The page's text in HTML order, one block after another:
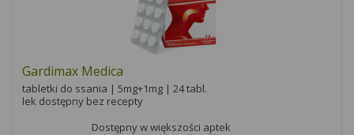
Gardimax Medica
tabletki do ssania | 5mg+1mg | 24 tabl.
lek dostępny bez recepty
Dostępny w większości aptek